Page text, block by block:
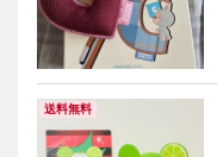
送料無料